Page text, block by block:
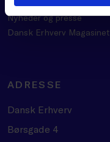
Om Dansk Erhverv
Nyheder og presse
Dansk Erhverv Magasinet
ADRESSE
Dansk Erhverv
Børsgade 4